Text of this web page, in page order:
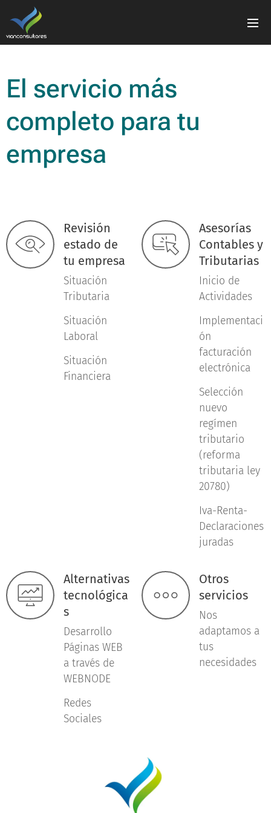
El servicio más
completo para tu
empresa
Revisión
estado de
tu empresa
Situación
Tributaria
Situación
Laboral
Situación
Financiera
Asesorías
Contables y
Tributarias
Inicio de
Actividades
Implementaci
ón
facturación
electrónica
Selección
nuevo
regímen
tributario
(reforma
tributaria ley
20780)
Iva-Renta-
Declaraciones
juradas
Alternativas
tecnológica
s
Desarrollo
Páginas WEB
a través de
WEBNODE
Redes
Sociales
Otros
servicios
Nos
adaptamos a
tus
necesidades